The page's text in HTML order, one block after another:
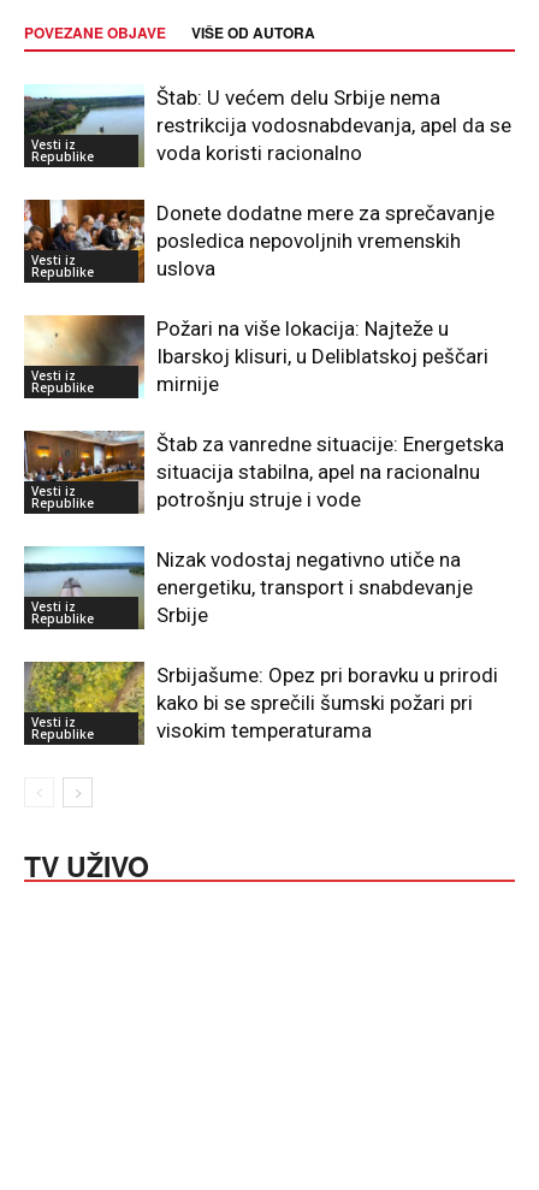
POVEZANE OBJAVE VIŠE OD AUTORA
Vesti iz
Republike
Štab: U većem delu Srbije nema
restrikcija vodosnabdevanja, apel da se
voda koristi racionalno
Vesti iz
Republike
Donete dodatne mere za sprečavanje
posledica nepovoljnih vremenskih
uslova
Vesti iz
Republike
Požari na više lokacija: Najteže u
Ibarskoj klisuri, u Deliblatskoj peščari
mirnije
Vesti iz
Republike
Štab za vanredne situacije: Energetska
situacija stabilna, apel na racionalnu
potrošnju struje i vode
Vesti iz
Republike
Nizak vodostaj negativno utiče na
energetiku, transport i snabdevanje
Srbije
Vesti iz
Republike
Srbijašume: Opez pri boravku u prirodi
kako bi se sprečili šumski požari pri
visokim temperaturama
TV UŽIVO